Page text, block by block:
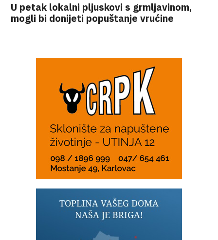
U petak lokalni pljuskovi s grmljavinom,
mogli bi donijeti popuštanje vrućine